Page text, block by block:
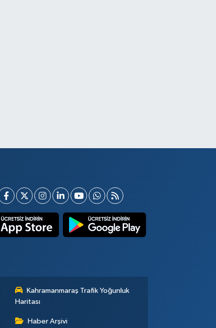
Kahramanmaraş Trafik Yoğunluk
Haritası
Haber Arşivi